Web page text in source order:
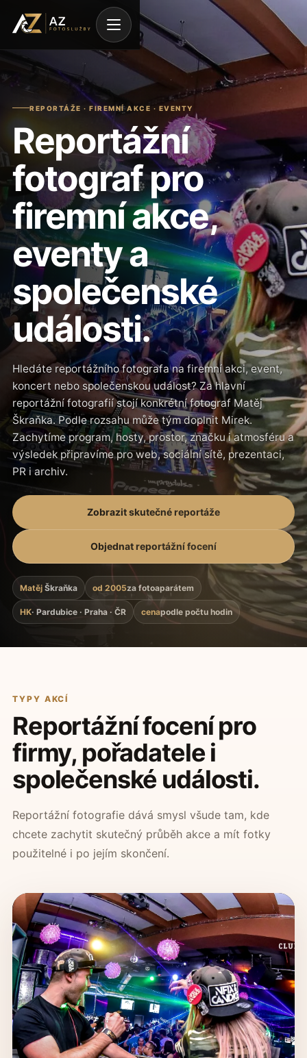
REPORTÁŽE · FIREMNÍ AKCE · EVENTY
Reportážní
fotograf pro
firemní akce,
eventy a
společenské
události.
Hledáte reportážního fotografa na firemní akci, event,
koncert nebo společenskou událost? Za hlavní
reportážní fotografií stojí konkrétní fotograf Matěj
Škraňka. Podle rozsahu může tým doplnit Mirek.
Zachytíme program, hosty, prostor, značku i atmosféru a
výsledek připravíme pro web, sociální sítě, prezentaci,
PR i archiv.
Zobrazit skutečné reportáže
Objednat reportážní focení
Matěj Škraňka od 2005za fotoaparátem
HK· Pardubice · Praha · ČR cenapodle počtu hodin
TYPY AKCÍ
Reportážní focení pro
firmy, pořadatele i
společenské události.
Reportážní fotografie dává smysl všude tam, kde
chcete zachytit skutečný průběh akce a mít fotky
použitelné i po jejím skončení.